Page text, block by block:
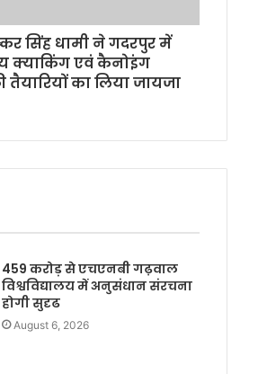
सिंह धामी ने गदरपुर में
क्याकिंग एवं कैनोइंग
तैयारियों का लिया जायजा
459 करोड़ से एचएनबी गढ़वाल
विश्वविद्यालय में अनुसंधान संरचना
होगी सुदृढ
August 6, 2026